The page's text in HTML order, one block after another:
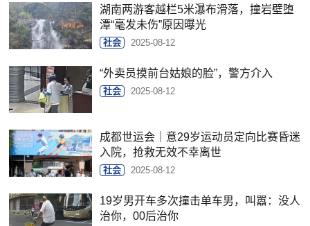
湖南两游客越栏5米瀑布滑落，撞岩壁堕
潭“毫发未伤”原因曝光
社会 2025-08-12
“外卖员摸前台姑娘的脸”，警方介入
社会 2025-08-12
成都世运会｜意29岁运动员定向比赛昏迷
入院，抢救无效不幸离世
社会 2025-08-12
19岁男开车多次撞击单车男，叫嚣：没人
治你，00后治你